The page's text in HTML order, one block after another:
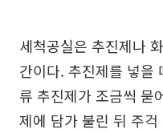
세척공실은 추진제나
간이다. 추진제를 넣을
류 추진제가 조금씩 묻
제에 담가 불린 뒤 주